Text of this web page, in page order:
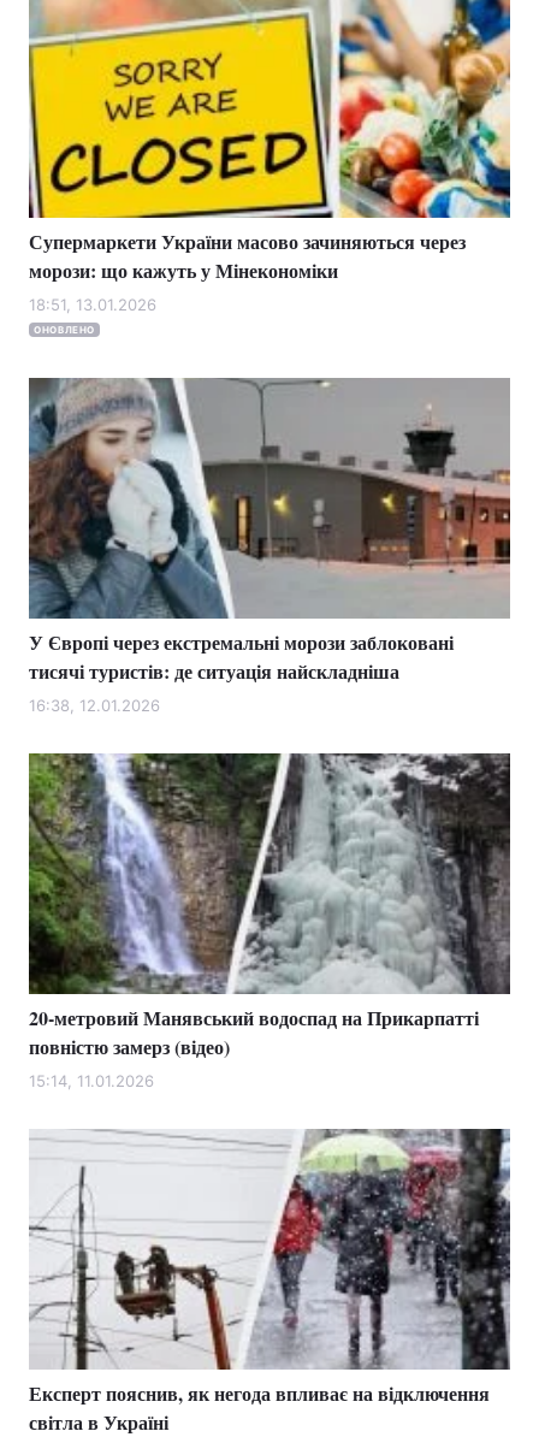
Супермаркети України масово зачиняються через
морози: що кажуть у Мінекономіки
18:51, 13.01.2026
ОНОВЛЕНО
У Європі через екстремальні морози заблоковані
тисячі туристів: де ситуація найскладніша
16:38, 12.01.2026
20-метровий Манявський водоспад на Прикарпатті
повністю замерз (відео)
15:14, 11.01.2026
Експерт пояснив, як негода впливає на відключення
світла в Україні